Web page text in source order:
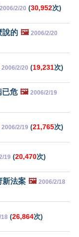
2006/2/20 (30,952次)
說的 🖼️ 2006/2/20
2006/2/20 (19,231次)
已危 🖼️ 2006/2/19
2006/2/19 (21,765次)
19 (20,470次)
新法案 🖼️ 2006/2/18
18 (26,864次)